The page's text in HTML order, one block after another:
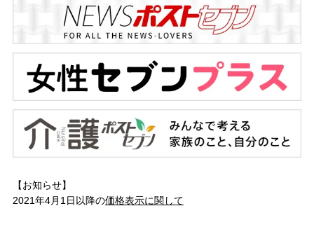
【お知らせ】
2021年4月1日以降の価格表示に関して